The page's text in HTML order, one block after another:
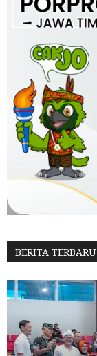
BERITA TERBARU